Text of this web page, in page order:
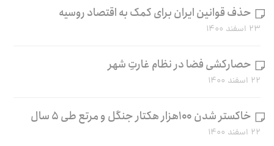
حذف قوانین ایران برای کمک به اقتصاد روسیه
۲۳ اسفند ۱۴۰۰
حصارکشی فضا در نظام غارتِ شهر
۲۲ اسفند ۱۴۰۰
خاکستر شدن ۱۰۰هزار هکتار جنگل و مرتع طی ۵ سال
۲۲ اسفند ۱۴۰۰